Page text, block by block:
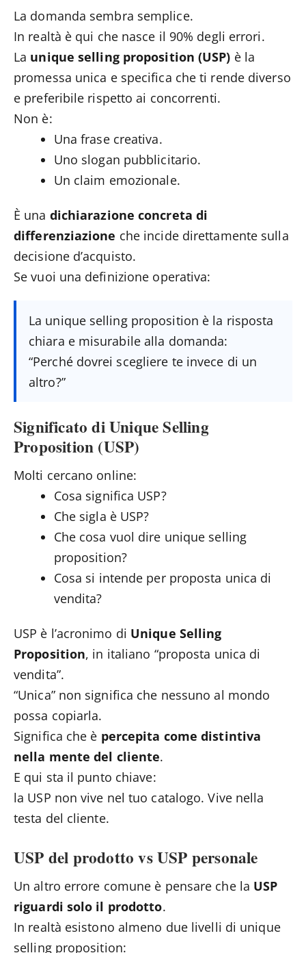
La domanda sembra semplice.
In realtà è qui che nasce il 90% degli errori.
La unique selling proposition (USP) è la
promessa unica e specifica che ti rende diverso
e preferibile rispetto ai concorrenti.
Non è:
Una frase creativa.
Uno slogan pubblicitario.
Un claim emozionale.
È una dichiarazione concreta di
differenziazione che incide direttamente sulla
decisione d’acquisto.
Se vuoi una definizione operativa:
La unique selling proposition è la risposta
chiara e misurabile alla domanda:
“Perché dovrei scegliere te invece di un
altro?”
Significato di Unique Selling
Proposition (USP)
Molti cercano online:
Cosa significa USP?
Che sigla è USP?
Che cosa vuol dire unique selling
proposition?
Cosa si intende per proposta unica di
vendita?
USP è l’acronimo di Unique Selling
Proposition, in italiano “proposta unica di
vendita”.
“Unica” non significa che nessuno al mondo
possa copiarla.
Significa che è percepita come distintiva
nella mente del cliente.
E qui sta il punto chiave:
la USP non vive nel tuo catalogo. Vive nella
testa del cliente.
USP del prodotto vs USP personale
Un altro errore comune è pensare che la USP
riguardi solo il prodotto.
In realtà esistono almeno due livelli di unique
selling proposition: